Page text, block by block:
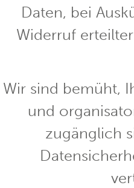
Daten, bei
Widerruf
Wir sind bemüht,
und
zugänglich